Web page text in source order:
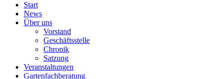
Start
News
Über uns
Vorstand
Geschäftsstelle
Chronik
Satzung
Veranstaltungen
Gartenfachberatung